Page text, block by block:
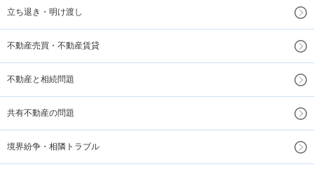
立ち退き・明け渡し
不動産売買・不動産賃貸
不動産と相続問題
共有不動産の問題
境界紛争・相隣トラブル